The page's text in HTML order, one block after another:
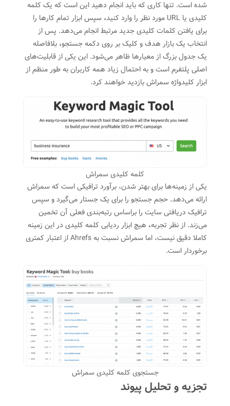
شده‌ است. تنها کاری که باید انجام دهید این است که یک کلمه
کلیدی یا URL مورد نظر را وارد کنید
، سپس ابزار تمام کارها را
برای یافتن کلمات کلیدی جدید مرتبط انجام می‌دهد. پس از
انتخاب یک بازار هدف و کلیک بر روی دکمه جستجو، بلافاصله
یک جدول بزرگ از معیارها ظاهر می‌شود. این یکی از قابلیت‌های
اصلی پلتفرم است و به احتمال زیاد همه کاربران به طور منظم از
ابزار کلیدواژه سمراش بازدید خواهند کرد.
کلمه کلیدی سمراش
یکی از زمینه‌ها برای بهتر شدن، برآورد ترافیکی است که سمراش
ارائه می‌دهد. حجم جستجو را برای یک جستار می‌گیرد و سپس
ترافیک دریافتی سایت را براساس رتبه‌بندی فعلی آن تخمین
می‌زند. از نظر تجربه، هیچ ابزار ردیابی کلمه کلیدی در این زمینه
کاملا دقیق نیست، اما سمراش نسبت به Ahrefs از اعتبار کمتری
برخوردار است.
جستجوی کلمه کلیدی سمراش
تجزیه و تحلیل پیوند